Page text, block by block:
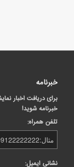
خبرنامه
برای دریافت اخبار
خبرنامه شوید!
تلفن همراه:
نشانی ایمیل: